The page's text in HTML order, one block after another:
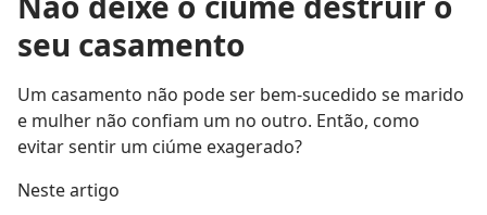
seu casamento
Um casamento não pode ser bem-sucedido se marido
e mulher não confiam um no outro. Então, como
evitar sentir um ciúme exagerado?
Neste artigo